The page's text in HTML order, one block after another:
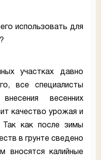
использовать для
участках давно
все специалисты
весенних
качество урожая и
как после зимы
в грунте сведено
вносятся калийные